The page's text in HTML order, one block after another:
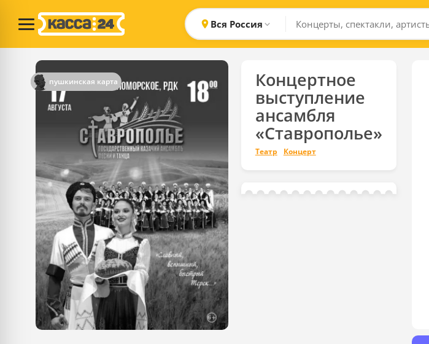
Вся Россия
пушкинская карта Концертное
выступление
ансамбля
«Ставрополье»
Театр Концерт